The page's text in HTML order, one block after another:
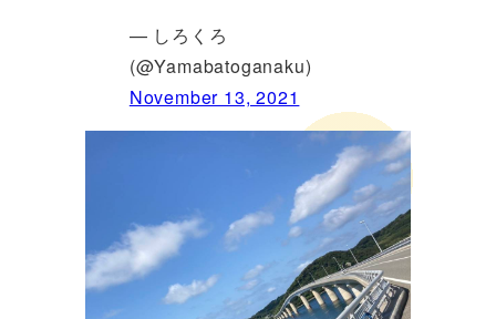
— しろくろ
(@Yamabatoganaku)
November 13, 2021